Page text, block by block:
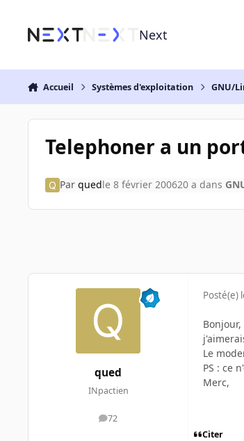
Next
Accueil Systèmes d'exploitation GNU/
Telephoner a un
Par quedle 8 février 200620 a dans
qued
INpactien
72
messages
Posté(e)
Bonjour,
Le
PS : ce
Merc,
Citer